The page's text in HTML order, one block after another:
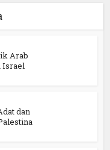
Arab
Israel
dan